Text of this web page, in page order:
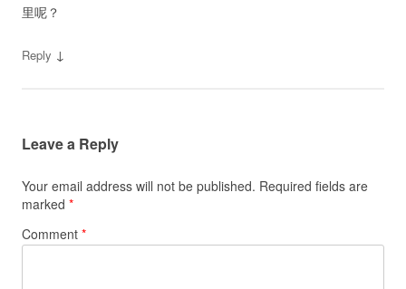
里呢？
Reply ↓
Leave a Reply
Your email address will not be published. Required fields are
marked *
Comment *